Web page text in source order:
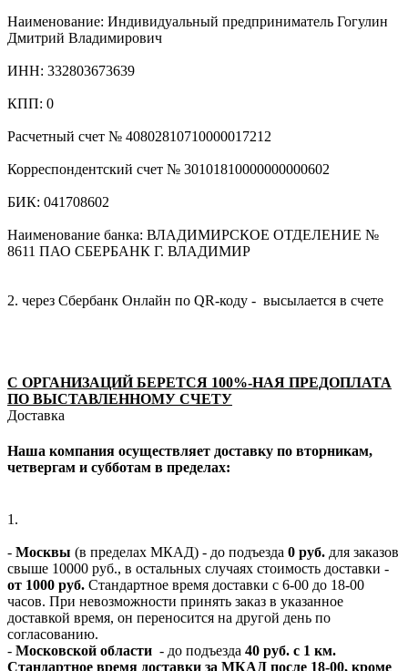
Наименование: Индивидуальный предприниматель Гогулин
Дмитрий Владимирович
ИНН: 332803673639
КПП: 0
Расчетный счет № 40802810710000017212
Корреспондентский счет № 30101810000000000602
БИК: 041708602
Наименование банка: ВЛАДИМИРСКОЕ ОТДЕЛЕНИЕ №
8611 ПАО СБЕРБАНК Г. ВЛАДИМИР
2. через Сбербанк Онлайн по QR-коду - высылается в счете
С ОРГАНИЗАЦИЙ БЕРЕТСЯ 100%-НАЯ ПРЕДОПЛАТА
ПО ВЫСТАВЛЕННОМУ СЧЕТУ
Доставка
Наша компания осуществляет доставку по вторникам,
четвергам и субботам в пределах:
1.
- Москвы (в пределах МКАД) - до подъезда 0 руб. для заказов
свыше 10000 руб., в остальных случаях стоимость доставки -
от 1000 руб. Стандартное время доставки с 6-00 до 18-00
часов. При невозможности принять заказ в указанное
доставкой время, он переносится на другой день по
согласованию.
- Московской области - до подъезда 40 руб. с 1 км.
Стандартное время доставки за МКАД после 18-00, кроме